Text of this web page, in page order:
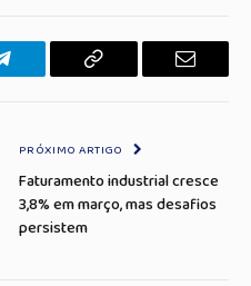
Telegrama Copiar
E-
PRÓXIMO ARTIGO
Faturamento industrial cresce
3,8% em março, mas desafios
persistem